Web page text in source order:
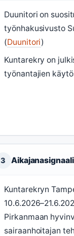
Duunitori on
työnhakusivusto
(Duunitori)
Kuntarekry on
työnantajien
3 Aikajanasignaali
Kuntarekryn
Pirkanmaan
sairaanhoitajan